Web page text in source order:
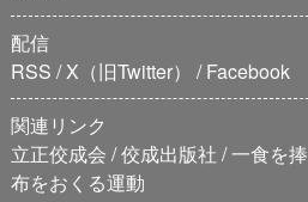
配信
RSS X（旧Twitter）
Facebook
関連リンク
立正佼成会 佼成出版社 一食を
布をおくる運動